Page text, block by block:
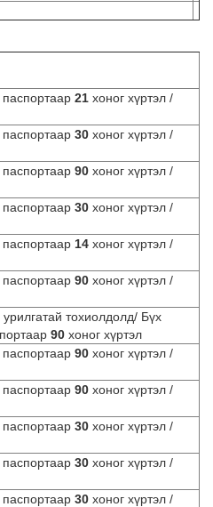
21 хоног хүртэл /
30 хоног хүртэл /
90 хоног хүртэл /
30 хоног хүртэл /
14 хоног хүртэл /
90 хоног хүртэл /
тохиолдолд/ Бүх
90 хоног хүртэл
90 хоног хүртэл /
90 хоног хүртэл /
30 хоног хүртэл /
30 хоног хүртэл /
30 хоног хүртэл /